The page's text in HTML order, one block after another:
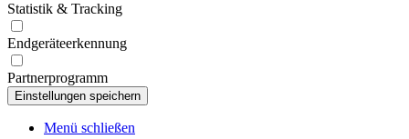
Statistik & Tracking
Endgeräteerkennung
Partnerprogramm
Menü schließen